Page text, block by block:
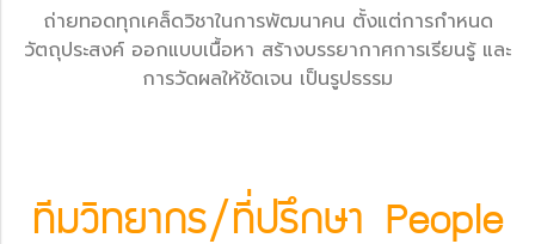
ถ่ายทอดทุกเคล็ดวิชาในการพัฒนาคน ตั้งแต่การกำหนด
วัตถุประสงค์ ออกแบบเนื้อหา สร้างบรรยากาศการเรียนรู้ และ
การวัดผลให้ชัดเจน เป็นรูปธรรม
ทีมวิทยากร/ที่ปรึกษา People